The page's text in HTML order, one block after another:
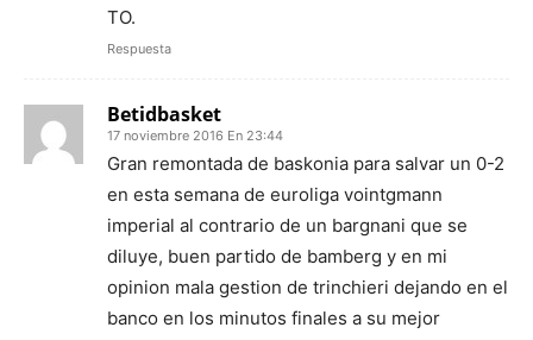
TO.
Respuesta
Betidbasket
17 noviembre 2016 En 23:44
Gran remontada de baskonia para salvar un 0-2
en esta semana de euroliga vointgmann
imperial al contrario de un bargnani que se
diluye, buen partido de bamberg y en mi
opinion mala gestion de trinchieri dejando en el
banco en los minutos finales a su mejor